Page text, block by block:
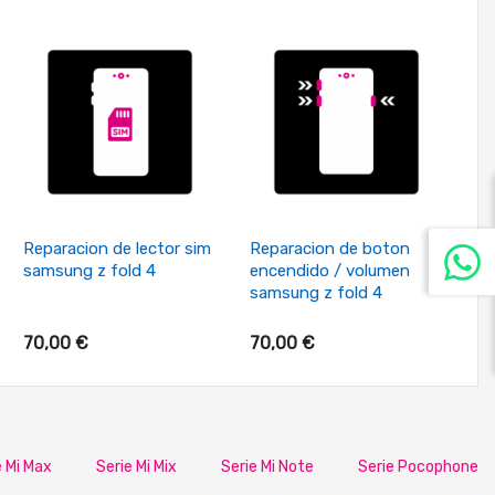
+ Añadir Al Carrito
Reparacion de lector sim
samsung z fold 4
70,00 €
+ Añadir Al Carrito
Reparacion de boton
encendido / volumen
samsung z fold 4
70,00 €
Mi Max Serie Mi Mix Serie Mi Note Serie Pocophone